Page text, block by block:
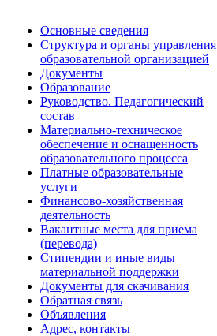
Основные сведения
Структура и органы управления
образовательной организацией
Документы
Образование
Руководство. Педагогический
состав
Материально-техническое
обеспечение и оснащенность
образовательного процесса
Платные образовательные
услуги
Финансово-хозяйственная
деятельность
Вакантные места для приема
(перевода)
Стипендии и иные виды
материальной поддержки
Документы для скачивания
Обратная связь
Объявления
Адрес, контакты